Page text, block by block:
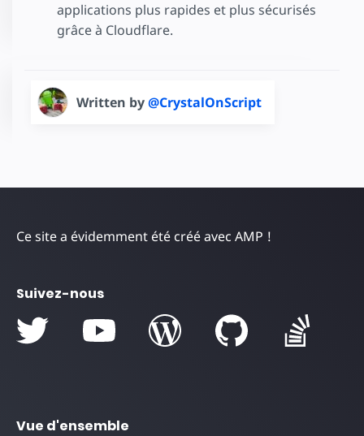
applications plus rapides et plus sécurisés
grâce à Cloudflare.
Written by@CrystalOnScript
Ce site a évidemment été créé avec AMP !
Suivez-nous
Vue d'ensemble